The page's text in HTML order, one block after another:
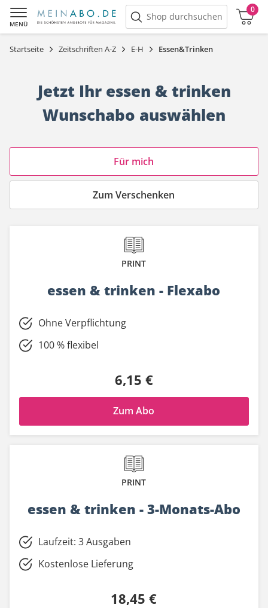
MENÜ
Shop durchsuchen
0
Warenkorb
Startseite Zeitschriften A-Z E-H Essen&Trinken
Jetzt Ihr essen & trinken
Wunschabo auswählen
Angebotskategorie
Für mich
Zum Verschenken
PRINT
essen & trinken - Flexabo
Ohne Verpflichtung
100 % flexibel
6,15 €
Zum Abo
PRINT
essen & trinken - 3-Monats-Abo
Laufzeit: 3 Ausgaben
Kostenlose Lieferung
18,45 €